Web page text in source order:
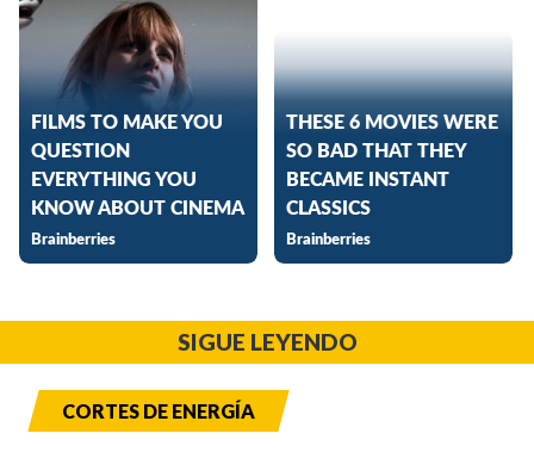
SIGUE LEYENDO
CORTES DE ENERGÍA